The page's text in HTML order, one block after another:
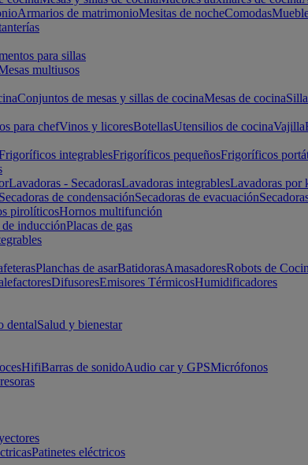
Armarios de matrimonioMesitas de nocheComodas
para sillas
multiusos
Conjuntos de mesas y sillas de cocinaMesas de cocina
para chefVinos y licoresBotellasUtensilios de cocinaVajilla
integrablesFrigoríficos pequeñosFrigoríficos
Lavadoras - SecadorasLavadoras integrablesLavadoras por
de condensaciónSecadoras de evacuación
pirolíticosHornos multifunción
de inducciónPlacas de gas
Planchas de asarBatidorasAmasadoresRobots de
DifusoresEmisores TérmicosHumidificadores
dentalSalud y bienestar
HifiBarras de sonidoAudio car y GPSMicrófonos
Patinetes eléctricos